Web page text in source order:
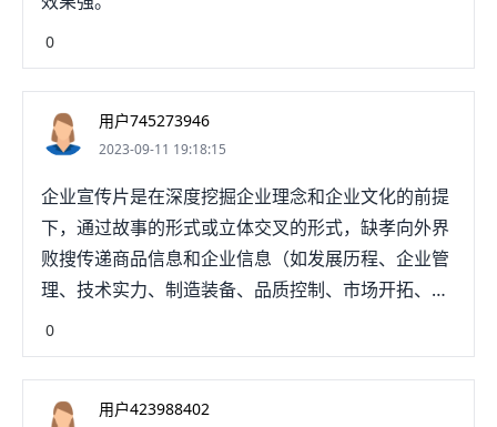
0
用户745273946
2023-09-11 19:18:15
企业宣传片是在深度挖掘企业理念和企业文化的前提
下，通过故事的形式或立体交叉的形式，缺孝向外界
败搜传递商品信息和企业信息（如发展历程、企业管
理、技术实力、制造装备、品质控制、市场开拓、文
化建设、品牌建设、发展战略等），以伏枯稿此促进
商品流通。通过对企业进行集中而深入的展示，促进
受众对企业的了解，增强信任感达到树立品牌、提升
形象、彰显文化的目的，从而带来商机，加建企业的
0
用户423988402